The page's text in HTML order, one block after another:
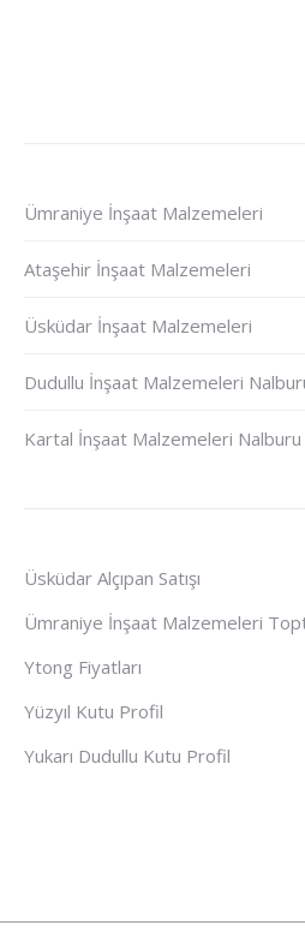
Ümraniye İnşaat Malzemeleri
Ataşehir İnşaat Malzemeleri
Üsküdar İnşaat Malzemeleri
Dudullu İnşaat Malzemeleri
Kartal İnşaat Malzemeleri Nalburu
Üsküdar Alçıpan Satışı
Ümraniye İnşaat Malzemeleri
Ytong Fiyatları
Yüzyıl Kutu Profil
Yukarı Dudullu Kutu Profil